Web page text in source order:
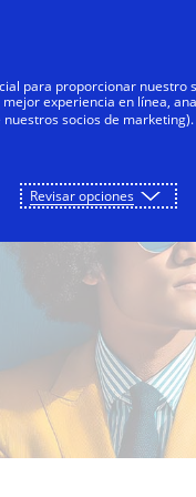
para proporcionar nuestro
experiencia en línea,
socios de
Revisar opciones